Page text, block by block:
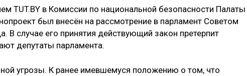
TUT.BY в Комиссии по национальной безопасности Палаты
был внесён на рассмотрение в парламент Советом
В случае его принятия действующий закон претерпит
депутаты парламента.
угрозы. К ранее имевшемуся положению о том, что